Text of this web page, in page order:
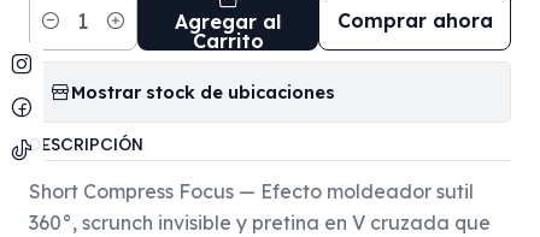
Cantidad
Agregar al
Carrito
Comprar ahora
Mostrar stock de ubicaciones
DESCRIPCIÓN
Short Compress Focus — Efecto moldeador sutil
360°, scrunch invisible y pretina en V cruzada que